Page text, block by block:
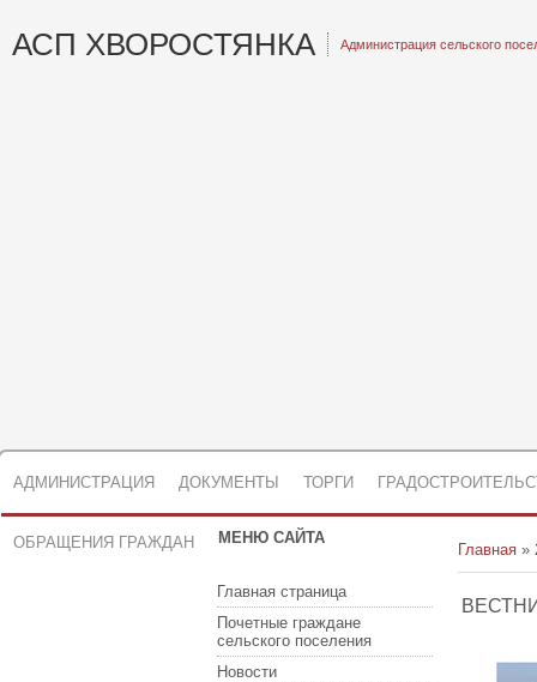
АСП ХВОРОСТЯНКА Администрация сельского
АДМИНИСТРАЦИЯ ДОКУМЕНТЫ ТОРГИ
ОБРАЩЕНИЯ ГРАЖДАН МЕНЮ САЙТА
Главная страница
Почетные граждане
сельского поселения
Новости
Главная »